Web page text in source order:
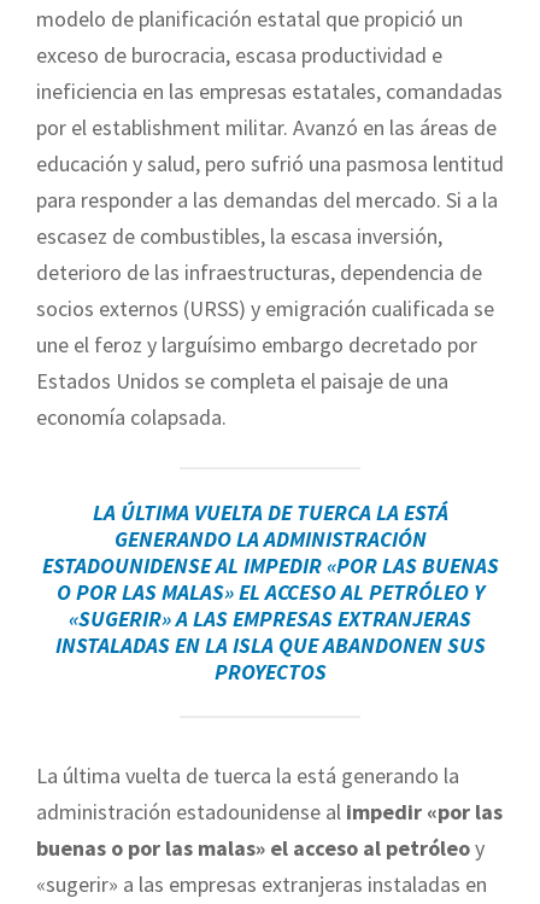
modelo de planificación estatal que propició un
exceso de burocracia, escasa productividad e
ineficiencia en las empresas estatales, comandadas
por el establishment militar. Avanzó en las áreas de
educación y salud, pero sufrió una pasmosa lentitud
para responder a las demandas del mercado. Si a la
escasez de combustibles, la escasa inversión,
deterioro de las infraestructuras, dependencia de
socios externos (URSS) y emigración cualificada se
une el feroz y larguísimo embargo decretado por
Estados Unidos se completa el paisaje de una
economía colapsada.
LA ÚLTIMA VUELTA DE TUERCA LA ESTÁ
GENERANDO LA ADMINISTRACIÓN
ESTADOUNIDENSE AL IMPEDIR «POR LAS BUENAS
O POR LAS MALAS» EL ACCESO AL PETRÓLEOY
«SUGERIR» A LAS EMPRESAS EXTRANJERAS
INSTALADAS EN LA ISLA QUE ABANDONEN SUS
PROYECTOS
La última vuelta de tuerca la está generando la
administración estadounidense al impedir «por las
buenas o por las malas» el acceso al petróleoy
«sugerir» a las empresas extranjeras instaladas en